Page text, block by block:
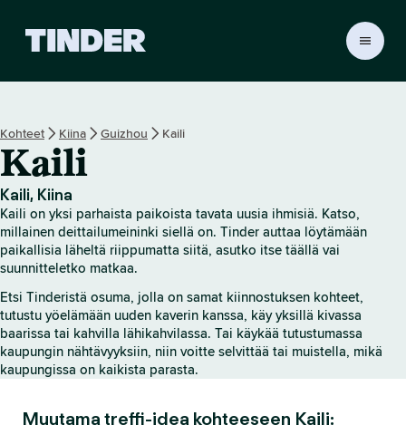
r
l
o
i
s
s
i
v
u
Kohteet Kiina Guizhou Kaili
Kaili
Kaili, Kiina
Kaili on yksi parhaista paikoista tavata uusia ihmisiä. Katso,
millainen deittailumeininki siellä on. Tinder auttaa löytämään
paikallisia läheltä riippumatta siitä, asutko itse täällä vai
suunnitteletko matkaa.
Etsi Tinderistä osuma, jolla on samat kiinnostuksen kohteet,
tutustu yöelämään uuden kaverin kanssa, käy yksillä kivassa
baarissa tai kahvilla lähikahvilassa. Tai käykää tutustumassa
kaupungin nähtävyyksiin, niin voitte selvittää tai muistella, mikä
kaupungissa on kaikista parasta.
Muutama treffi-idea kohteeseen Kaili: